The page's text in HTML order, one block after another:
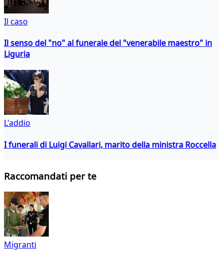
Il caso
Il senso del "no" al funerale del "venerabile maestro" in
Liguria
L'addio
I funerali di Luigi Cavallari, marito della ministra Roccella
Raccomandati per te
Migranti